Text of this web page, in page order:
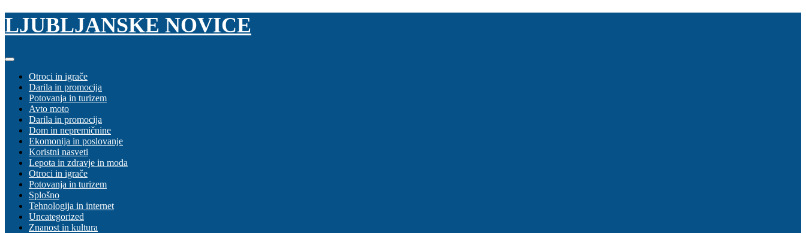
Skip
content
LJUBLJANSKE NOVICE
Otroci in igrače
Darila in promocija
Potovanja in turizem
Avto moto
Darila in promocija
Dom in nepremičnine
Ekomonija in poslovanje
Koristni nasveti
Lepota in zdravje in moda
Otroci in igrače
Potovanja in turizem
Splošno
Tehnologija in internet
Uncategorized
Znanost in kultura